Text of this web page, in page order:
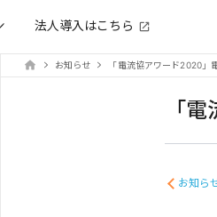
法人導入はこちら
お知らせ 「電流協アワード2020
「
お知ら